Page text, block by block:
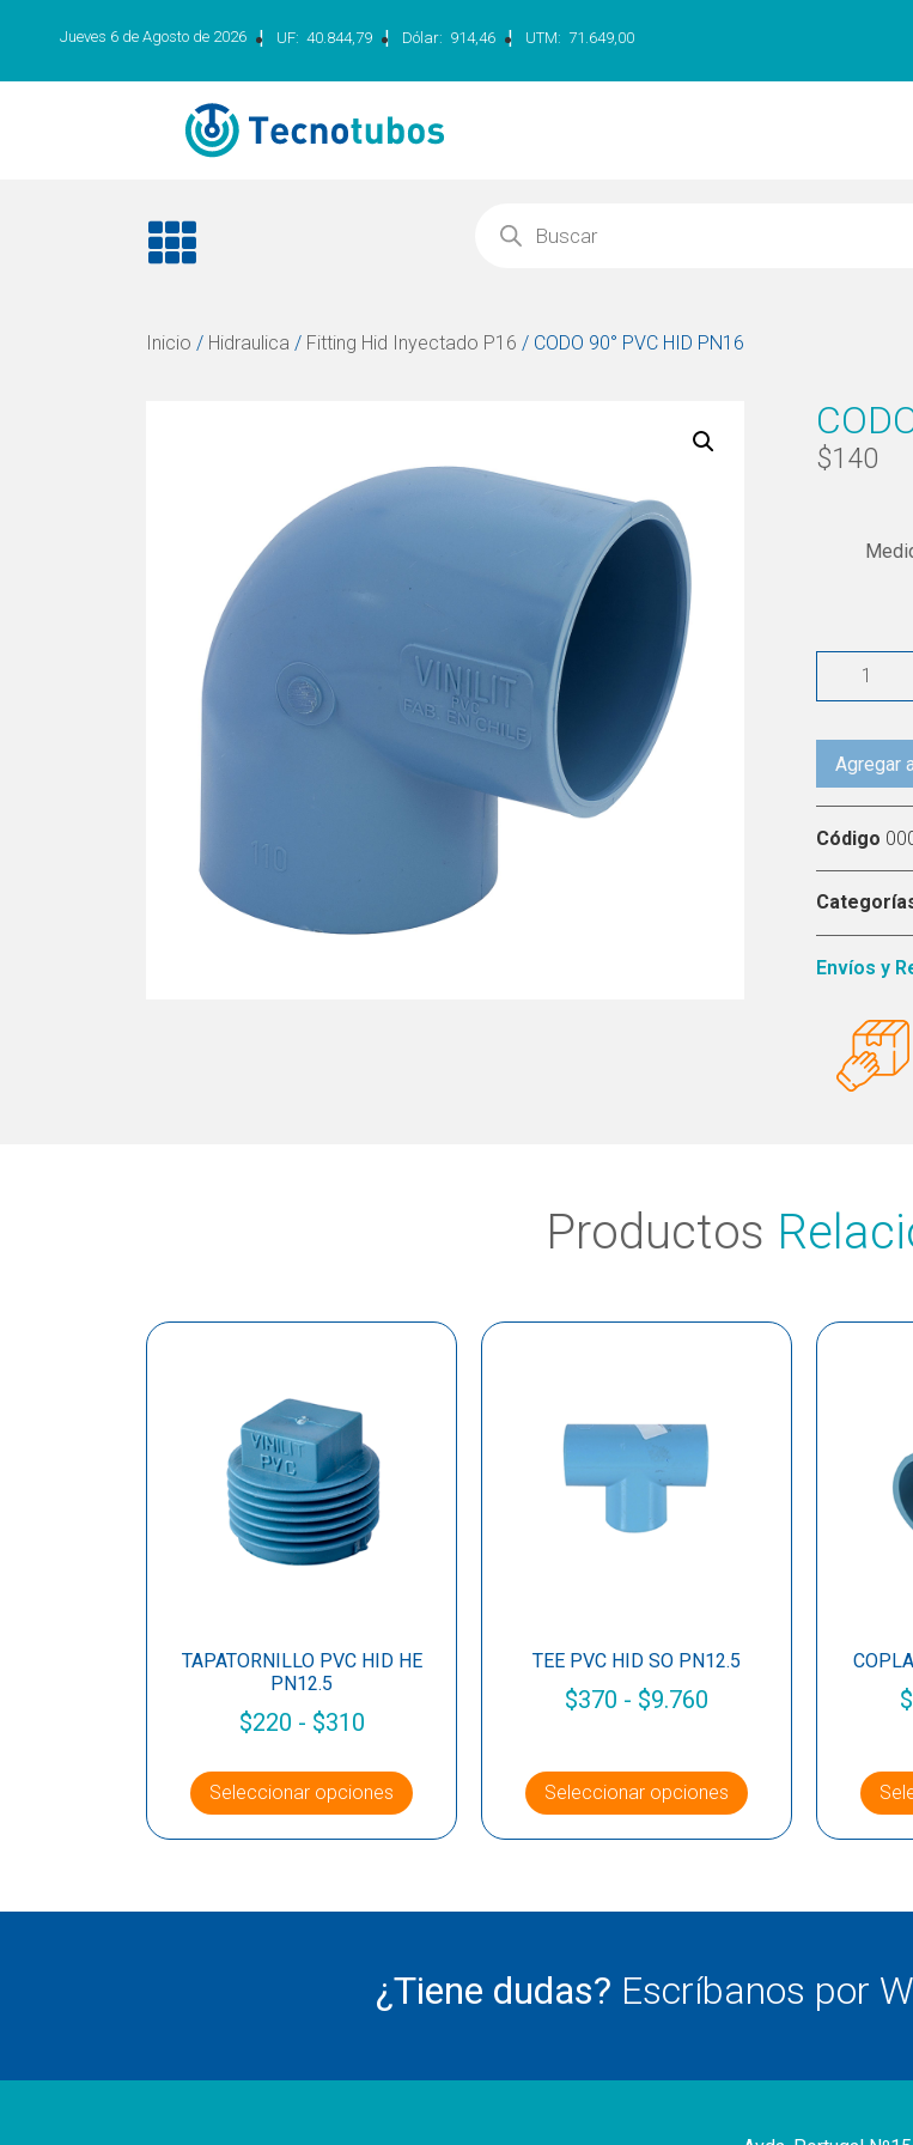
Jueves 6 de Agosto de 2026 | UF: 40.844,79 | Dólar: 914,46 | UTM: 71.649,00
Inicio / Hidraulica / Fitting Hid Inyectado P16 / CODO 90° PVC HID PN16
$140
Agregar
Código
Envíos y
Productos
TAPATORNILLO PVC HID HE
PN12.5
$220 - $310
Seleccionar opciones
TEE PVC HID SO PN12.5
$370 - $9.760
Seleccionar opciones
$
¿Tiene dudas? Escríbanos por